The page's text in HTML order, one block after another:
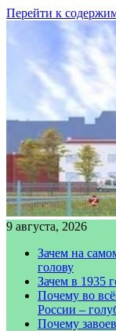
Перейти к
9 августа, 2026
Зачем на
голову
Зачем в 1935
Почему во
России –
Почему